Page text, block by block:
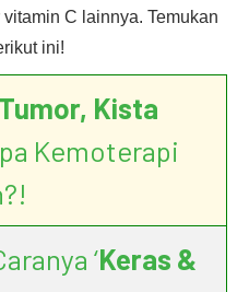
C lainnya. Temukan
ini!
Kista
Kemoterapi
‘Keras &